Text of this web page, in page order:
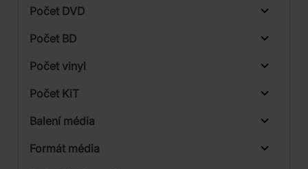
Počet DVD
Počet BD
Počet vinyl
Počet KiT
Balení média
Formát média